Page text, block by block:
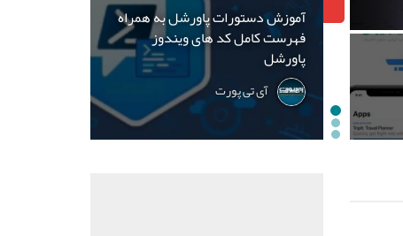
آموزش دستورات پاورشل به همراه
فهرست کامل کد های ویندوز
پاورشل
آی تی پورت